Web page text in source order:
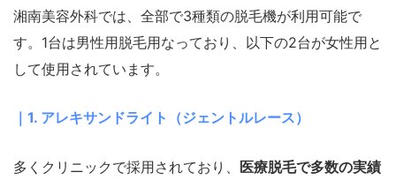
湘南美容外科では、全部で3種類の脱毛機が利用可能で
す。1台は男性用脱毛用なっており、以下の2台が女性用と
して使用されています。
｜1. アレキサンドライト（ジェントルレース）
多くクリニックで採用されており、 医療脱毛で多数の実績